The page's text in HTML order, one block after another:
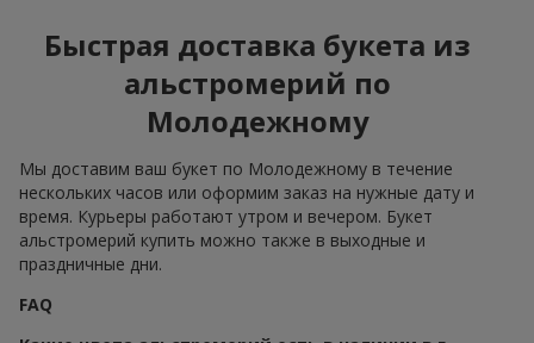
Быстрая доставка букета из
альстромерий по
Молодежному
Мы доставим ваш букет по Молодежному в течение
нескольких часов или оформим заказ на нужные дату и
время. Курьеры работают утром и вечером. Букет
альстромерий купить можно также в выходные и
праздничные дни.
FAQ